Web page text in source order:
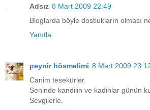
Adsız 8 Mart 2009 22:49
Bloglarda böyle dostlukların olması
Yanıtla
peynir hösmelimi 8 Mart 2009
Canim tesekürler.
Seninde kandilin ve kadinlar günün
Sevgilerle.